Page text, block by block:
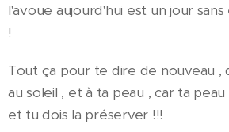
l'avoue aujourd'hui est un jour
!
Tout ça pour te dire de nouveau ,
au soleil , et à ta peau , car ta peau
et tu dois la préserver !!!